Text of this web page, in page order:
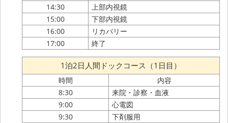
14:30
上部内視鏡
15:00
下部内視鏡
16:00
リカバリー
17:00
終了
1泊2日人間ドックコース（1日目）
時間
内容
8:30
来院・診察・血液
9:00
心電図
9:30
下剤服用